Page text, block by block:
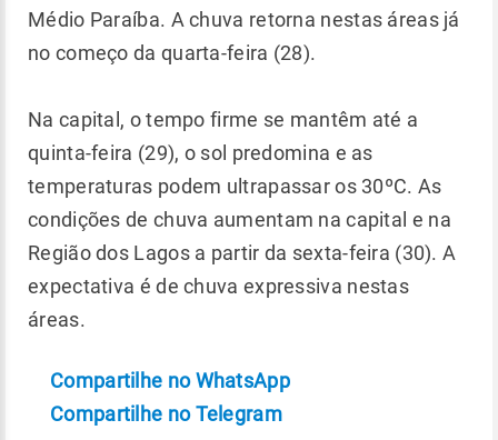
Médio Paraíba. A chuva retorna nestas áreas já
no começo da quarta-feira (28).
Na capital, o tempo firme se mantêm até a
quinta-feira (29), o sol predomina e as
temperaturas podem ultrapassar os 30ºC. As
condições de chuva aumentam na capital e na
Região dos Lagos a partir da sexta-feira (30). A
expectativa é de chuva expressiva nestas
áreas.
Compartilhe no WhatsApp
Compartilhe no Telegram